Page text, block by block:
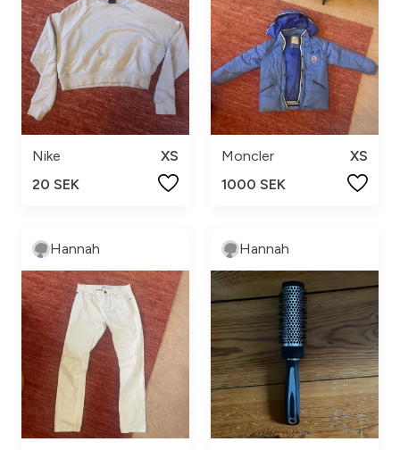
Nike
XS
20 SEK
Moncler
XS
1000 SEK
Hannah Hannah